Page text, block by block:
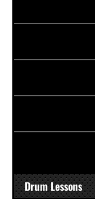
Drum Lessons